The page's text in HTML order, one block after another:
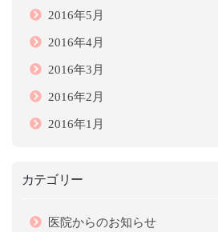
2016年5月
2016年4月
2016年3月
2016年2月
2016年1月
カテゴリー
医院からのお知らせ